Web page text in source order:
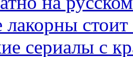
лакорны
сериалы с